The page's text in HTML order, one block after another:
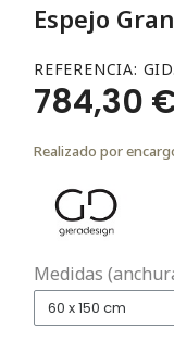
Espejo
REFERENCIA
784,30
Realizado por
Medidas